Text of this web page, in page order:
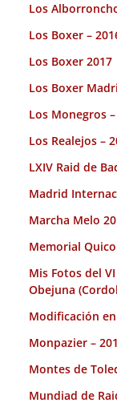
Los
Los Boxer –
Los Boxer 2017
Los Boxer
Los Monegros
Los Realejos –
LXIV Raid de
Madrid
Marcha Melo
Memorial
Mis Fotos del
Obejuna
Modificación
Monpazier –
Montes de
Mundiad de